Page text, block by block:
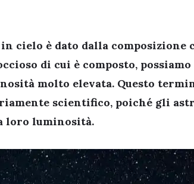
cielo è dato dalla composizione
di cui è composto,
molto elevata. Questo
scientifico, poiché gli
loro luminosità.